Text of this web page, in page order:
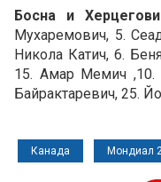
Босна и
Мухаремович, 5.
Никола Катич, 6.
15. Амар Мемич ,10.
Байрактаревич, 25.
Канада Мондиал